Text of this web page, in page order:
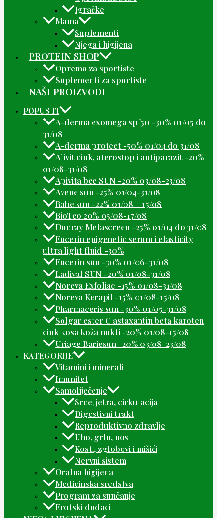
Igračke
Mama
Suplementi
Njega i higijena
PROTEIN SHOP
Oprema za sportiste
Suplementi za sportiste
NAŠI PROIZVODI
POPUSTI
A-derma exomega spf50 -30% 01/05 do
31/08
A-derma protect -50% 01/04 do 31/08
Alivit cink, aterostop i antiparazit -20%
01/08-31/08
Apivita bee SUN -20% 03/08-23/08
Avene sun -25% 01/04-31/08
Babe sun -22% 01/08 – 15/08
BioTeo 20% 05/08-17/08
Ducray Melascreen -25% 01/04 do 31/08
Eucerin epigenetic serum i elasticity
ultra light fluid -30%
Eucerin sun -30% 01/06-31/08
Ladival SUN -20% 01/08-31/08
Noreva Exfoliac -15% 01/08-31/08
Noreva Kerapil -15% 01/08-15/08
Pharmaceris sun -30% 01/05-31/08
Solgar ester C astaxantin beta karoten
cink kosa koža nokti -20% 01/08-15/08
Uriage Bariesun -20% 03/08-23/08
KATEGORIJE
Vitamini i minerali
Imunitet
Samoliječenje
Srce, jetra, cirkulacija
Digestivni trakt
Reproduktivno zdravlje
Uho, grlo, nos
Kosti, zglobovi i mišići
Nervni sistem
Oralna higijena
Medicinska sredstva
Program za sunčanje
Erotski dodaci